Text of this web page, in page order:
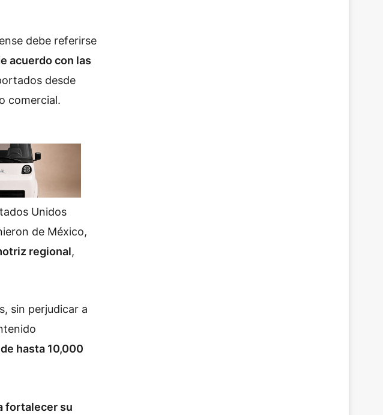
debe referirse
acuerdo con las
desde
comercial.
Unidos
de México,
regional,
sin perjudicar a
hasta 10,000
fortalecer su